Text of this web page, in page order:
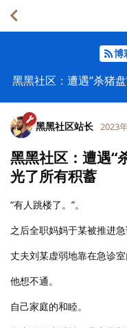
博
黑黑社区：遭遇“杀猪
黑黑社区站长 2023
黑黑社区：遭遇“
光了所有积蓄
“有人跳楼了。”。
之后全职妈妈于某被推进急
丈夫刘某虚弱地靠在急诊室
他想不通。
自己家庭的和睦。